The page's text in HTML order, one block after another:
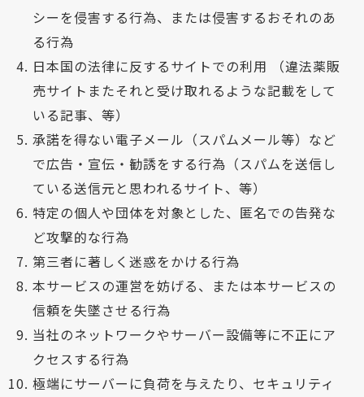
シーを侵害する行為、または侵害するおそれのあ
る行為
日本国の法律に反するサイトでの利用 （違法薬販
売サイトまたそれと受け取れるような記載をして
いる記事、等）
承諾を得ない電子メール（スパムメール等）など
で広告・宣伝・勧誘をする行為（スパムを送信し
ている送信元と思われるサイト、等）
特定の個人や団体を対象とした、匿名での告発な
ど攻撃的な行為
第三者に著しく迷惑をかける行為
本サービスの運営を妨げる、または本サービスの
信頼を失墜させる行為
当社のネットワークやサーバー設備等に不正にア
クセスする行為
極端にサーバーに負荷を与えたり、セキュリティ